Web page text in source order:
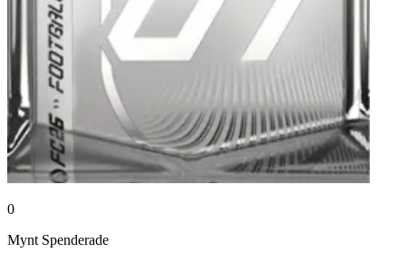
0
Mynt Spenderade